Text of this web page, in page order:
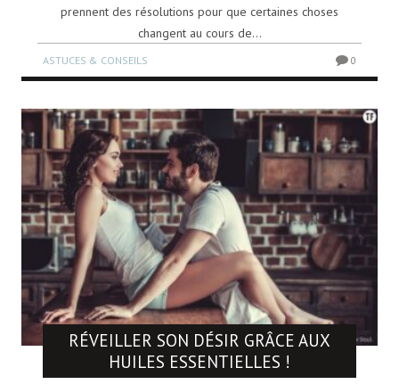
prennent des résolutions pour que certaines choses
changent au cours de...
ASTUCES & CONSEILS 0
RÉVEILLER SON DÉSIR GRÂCE AUX
HUILES ESSENTIELLES !